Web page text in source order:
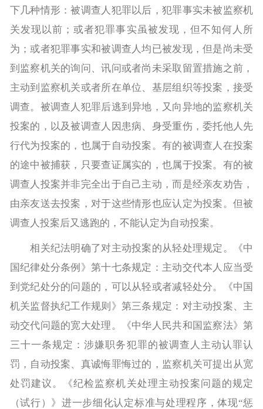
下几种情形：被调查人犯罪以后，犯罪事实未被监察机
关发现以前；或者犯罪事实虽被发现，但不知何人所
为；或者犯罪事实和被调查人均已被发现，但是尚未受
到监察机关的询问、讯问或者尚未采取留置措施之前，
主动到监察机关或者所在单位、基层组织等投案，接受
调查。被调查人犯罪后逃到异地，又向异地的监察机关
投案的，以及被调查人因患病、身受重伤，委托他人先
行代为投案的，也属于自动投案。有的被调查人在投案
的途中被捕获，只要查证属实的，也属于投案。有的被
调查人投案并非完全出于自己主动，而是经亲友劝告，
由亲友送去投案，对于这些情形也应认定为投案。但被
调查人投案后又逃跑的，不能认定为自动投案。
相关纪法明确了对主动投案的从轻处理规定。《中
国纪律处分条例》第十七条规定：主动交代本人应当受
到党纪处分的问题的，可以从轻或者减轻处分。《中国
机关监督执纪工作规则》第三条规定：对主动投案、主
动交代问题的宽大处理。《中华人民共和国监察法》第
三十一条规定：涉嫌职务犯罪的被调查人主动认罪认
罚，自动投案、真诚悔罪悔过的，监察机关可提出从宽
处罚建议。《纪检监察机关处理主动投案问题的规定
（试行）》进一步细化认定标准与处理程序，体现“惩